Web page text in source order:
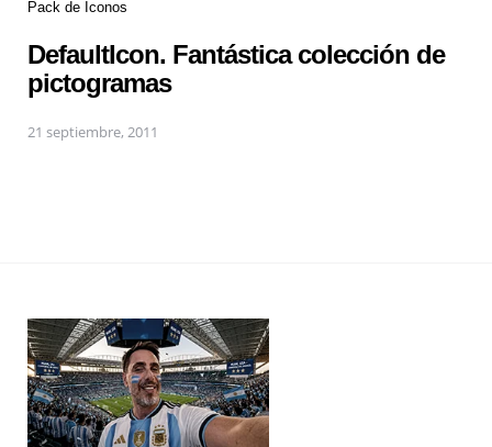
Pack de Iconos
DefaultIcon. Fantástica colección de
pictogramas
21 septiembre, 2011